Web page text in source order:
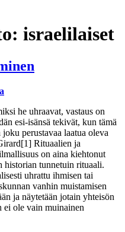
israelilaiset
he uhraavat, vastaus on
esi-isänsä tekivät, kun tämä
perustavaa laatua oleva
Rituaalien ja
on aina kiehtonut
historian tunnetuin rituaali.
uhrattu ihmisen tai
vanhin muistamisen
ja näytetään jotain yhteisön
ei ole vain muinainen